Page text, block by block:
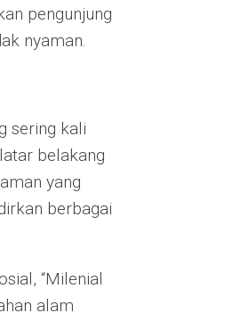
pengunjung
nyaman.
sering kali
belakang
yang
berbagai
“Milenial
alam